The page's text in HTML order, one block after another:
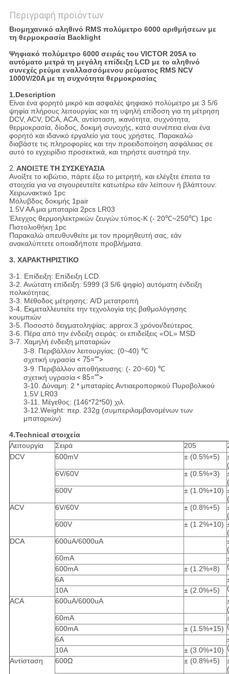
Περιγραφή προϊόντων
Βιομηχανικό αληθινό RMS πολύμετρο 6000 αριθμήσεων με
τη θερμοκρασία Backlight
Ψηφιακό πολύμετρο 6000 σειράς του VICTOR 205A το
αυτόματο μετρά τη μεγάλη επίδειξη LCD με το αληθινό
συνεχές ρεύμα εναλλασσόμενου ρεύματος RMS NCV
1000V/20A με τη συχνότητα θερμοκρασίας
1.Description
Είναι ένα φορητό μικρό και ασφαλές ψηφιακό πολύμετρο με 3 5/6
ψηφία πλήρους λειτουργίας και τη υψηλή επίδοση για τη μέτρηση
DCV, ACV, DCA, ACA, αντίσταση, ικανότητα, συχνότητα,
θερμοκρασία, δίοδος, δοκιμή συνοχής, κατά συνέπεια είναι ένα
φορητό και ιδανικό εργαλείο για τους χρήστες. Παρακαλώ
διαβάστε τις πληροφορίες και την προειδοποίηση ασφάλειας σε
αυτό το εγχειρίδιο προσεκτικά, και τηρήστε αυστηρά την.
2. ΑΝΟΙΞΤΕ ΤΗ ΣΥΣΚΕΥΑΣΙΑ
Ανοίξτε το κιβώτιο, πάρτε έξω το μετρητή, και ελέγξτε έπειτα τα
στοιχεία για να σιγουρευτείτε κατωτέρω εάν λείπουν ή βλάπτουν:
Χειρωνακτικό 1pc
Μόλυβδος δοκιμής 1pair
1.5V AA μια μπαταρία 2pcs LR03
Έλεγχος θερμοηλεκτρικών ζευγών τύπος-Κ (- 20℃~250℃) 1pc
Πιστολιοθήκη 1pc
Παρακαλώ απευθυνθείτε με τον προμηθευτή σας, εάν
ανακαλύπτετε οποιαδήποτε προβλήματα.
3. ΧΑΡΑΚΤΗΡΙΣΤΙΚΟ
3-1. Επίδειξη: Επίδειξη LCD.
3-2. Ανώτατη επίδειξη: 5999 (3 5/6 ψηφίο) αυτόματη ένδειξη
πολικότητας.
3-3. Μέθοδος μέτρησης: A/D μετατροπή
3-4. Εκμεταλλευτείτε την τεχνολογία της βαθμολόγησης
κουμπιών
3-5. Ποσοστό δειγματοληψίας: approx.3 χρόνοι/δεύτερος.
3-6. Πέρα από την ένδειξη σειράς: οι επιδείξεις «OL» MSD
3-7. Χαμηλή ένδειξη μπαταριών
3-8. Περιβάλλον λειτουργίας: (0~40) ℃
σχετική υγρασία < 75="">
3-9. Περιβάλλον αποθήκευσης: (- 20~60) ℃
σχετική υγρασία < 85="">
3-10. Δύναμη: 2 * μπαταρίες Αντιαεροπορικού Πυροβολικού
1.5V LR03
3-11. Μέγεθος: (146*72*50) χιλ.
3-12.Weight: περ. 232g (συμπεριλαμβανομένων των
μπαταριών)
4.Technical στοιχεία
Λειτουργία
Σειρά 205
DCV
600mV ± (0.5%+5)
6V/60V
± (0.5%+3)
600V
± (1.0%+10)
ACV
6V/60V ± (0.8%+5)
600V
± (1.2%+10)
DCA
600uA/6000uA
60mA
600mA
± (1.2%+8)
6A
10A
± (2.0%+5)
ACA
600uA/6000uA
60mA
600mA
± (1.5%+15)
6A
10A
± (3.0%+10)
Αντίσταση
600Ω ± (0.8%+5)